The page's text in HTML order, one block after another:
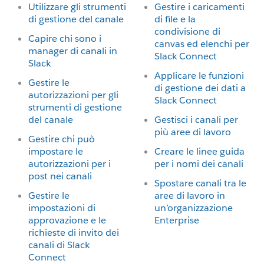
Utilizzare gli strumenti
di gestione del canale
Capire chi sono i
manager di canali in
Slack
Gestire le
autorizzazioni per gli
strumenti di gestione
del canale
Gestire chi può
impostare le
autorizzazioni per i
post nei canali
Gestire le
impostazioni di
approvazione e le
richieste di invito dei
canali di Slack
Connect
Gestire i caricamenti
di file e la
condivisione di
canvas ed elenchi per
Slack Connect
Applicare le funzioni
di gestione dei dati a
Slack Connect
Gestisci i canali per
più aree di lavoro
Creare le linee guida
per i nomi dei canali
Spostare canali tra le
aree di lavoro in
un’organizzazione
Enterprise